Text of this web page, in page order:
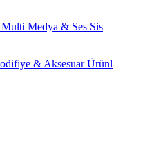
Medya & Ses Sis
& Aksesuar Ürünl